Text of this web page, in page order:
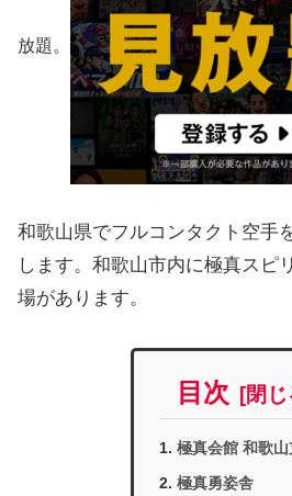
放題。
和歌山県でフルコンタクト空手
します。和歌山市内に極真スピ
場があります。
目次
極真会館 和歌山
極真勇姿舎